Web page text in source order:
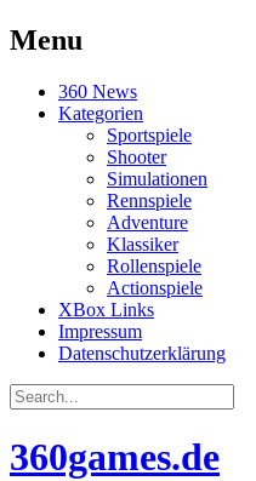
Menu
Skip
360 News
Kategorien
Sportspiele
Shooter
Simulationen
Rennspiele
Adventure
Klassiker
Rollenspiele
Actionspiele
XBox Links
Impressum
Datenschutzerklärung
Search
for:
360games.de